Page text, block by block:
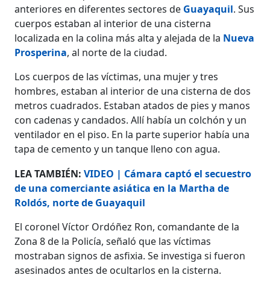
anteriores en diferentes sectores de Guayaquil. Sus
cuerpos estaban al interior de una cisterna
localizada en la colina más alta y alejada de la Nueva
Prosperina, al norte de la ciudad.
Los cuerpos de las víctimas, una mujer y tres
hombres, estaban al interior de una cisterna de dos
metros cuadrados. Estaban atados de pies y manos
con cadenas y candados. Allí había un colchón y un
ventilador en el piso. En la parte superior había una
tapa de cemento y un tanque lleno con agua.
LEA TAMBIÉN:VIDEO | Cámara captó el secuestro
de una comerciante asiática en la Martha de
Roldós, norte de Guayaquil
El coronel Víctor Ordóñez Ron, comandante de la
Zona 8 de la Policía, señaló que las víctimas
mostraban signos de asfixia. Se investiga si fueron
asesinados antes de ocultarlos en la cisterna.